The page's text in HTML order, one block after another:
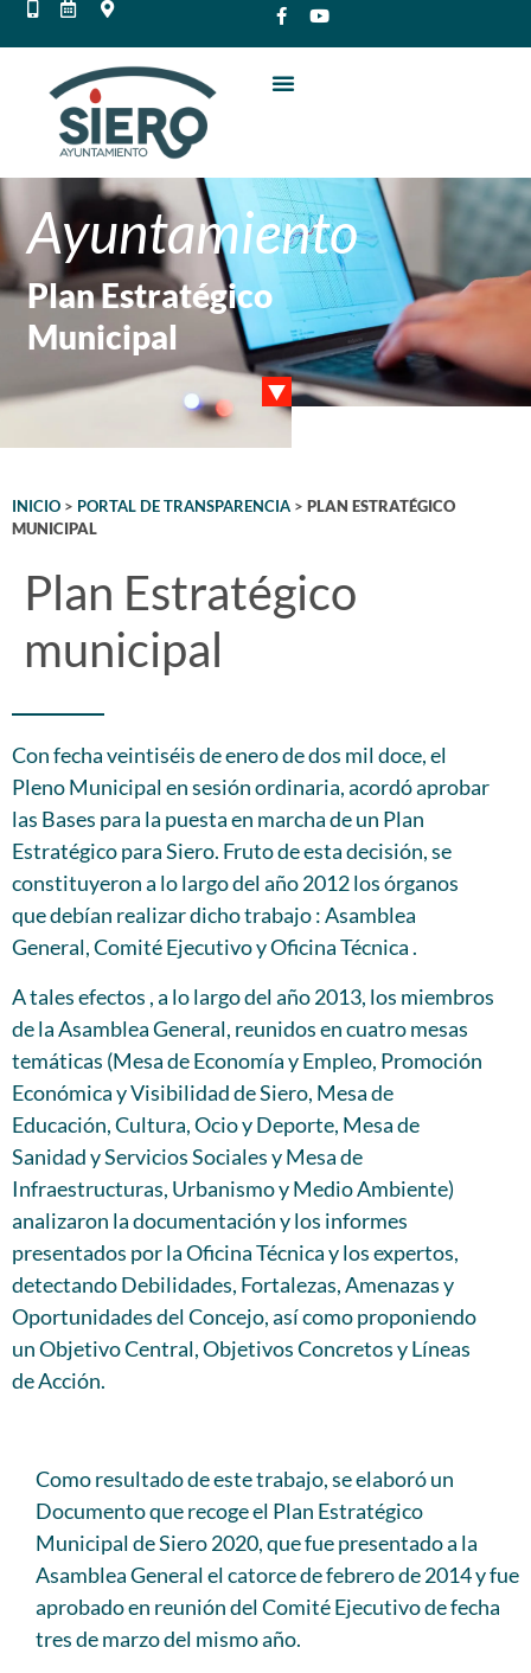
Ayuntamiento
Plan Estratégico
Municipal
INICIO > PORTAL DE TRANSPARENCIA > PLAN ESTRATÉGICO
MUNICIPAL
Plan Estratégico
municipal
Con fecha veintiséis de enero de dos mil doce, el
Pleno Municipal en sesión ordinaria, acordó aprobar
las Bases para la puesta en marcha de un Plan
Estratégico para Siero. Fruto de esta decisión, se
constituyeron a lo largo del año 2012 los órganos
que debían realizar dicho trabajo : Asamblea
General, Comité Ejecutivo y Oficina Técnica .
A tales efectos , a lo largo del año 2013, los miembros
de la Asamblea General, reunidos en cuatro mesas
temáticas (Mesa de Economía y Empleo, Promoción
Económica y Visibilidad de Siero, Mesa de
Educación, Cultura, Ocio y Deporte, Mesa de
Sanidad y Servicios Sociales y Mesa de
Infraestructuras, Urbanismo y Medio Ambiente)
analizaron la documentación y los informes
presentados por la Oficina Técnica y los expertos,
detectando Debilidades, Fortalezas, Amenazas y
Oportunidades del Concejo, así como proponiendo
un Objetivo Central, Objetivos Concretos y Líneas
de Acción.
Como resultado de este trabajo, se elaboró un
Documento que recoge el Plan Estratégico
Municipal de Siero 2020, que fue presentado a la
Asamblea General el catorce de febrero de 2014 y fue
aprobado en reunión del Comité Ejecutivo de fecha
tres de marzo del mismo año.